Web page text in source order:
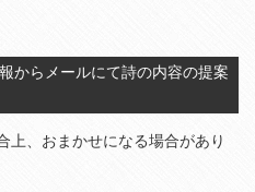
からメールにて詩の内容の提案
、おまかせになる場合があり